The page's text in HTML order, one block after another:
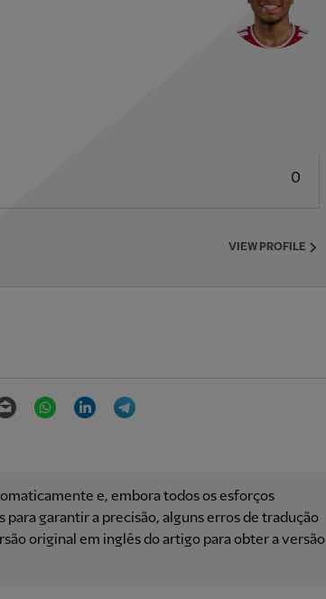
0
VIEW PROFILE
Email WhatsAppLinkedIn
e, embora todos os esforços
garantir a precisão, alguns erros de tradução
original em inglês do artigo para obter a versão